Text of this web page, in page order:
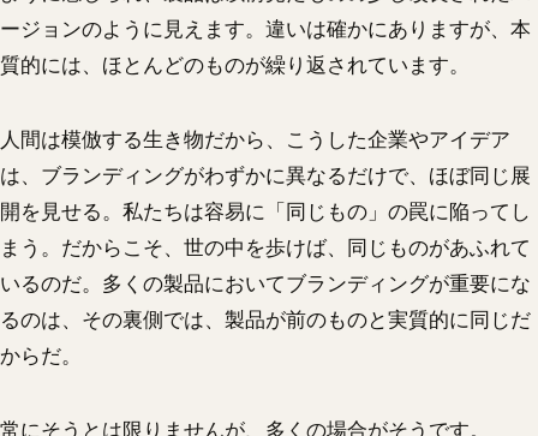
ージョンのように見えます。違いは確かにありますが、本
質的には、ほとんどのものが繰り返されています。
人間は模倣する生き物だから、こうした企業やアイデア
は、ブランディングがわずかに異なるだけで、ほぼ同じ展
開を見せる。私たちは容易に「同じもの」の罠に陥ってし
まう。だからこそ、世の中を歩けば、同じものがあふれて
いるのだ。多くの製品においてブランディングが重要にな
るのは、その裏側では、製品が前のものと実質的に同じだ
からだ。
常にそうとは限りませんが、多くの場合がそうです。